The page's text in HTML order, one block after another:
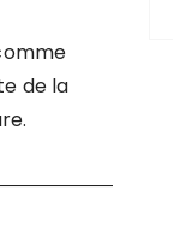
de la